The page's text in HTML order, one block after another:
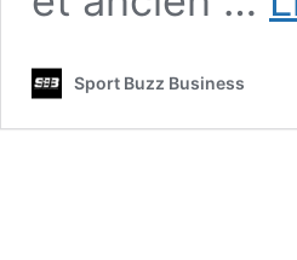
Sport Buzz Business